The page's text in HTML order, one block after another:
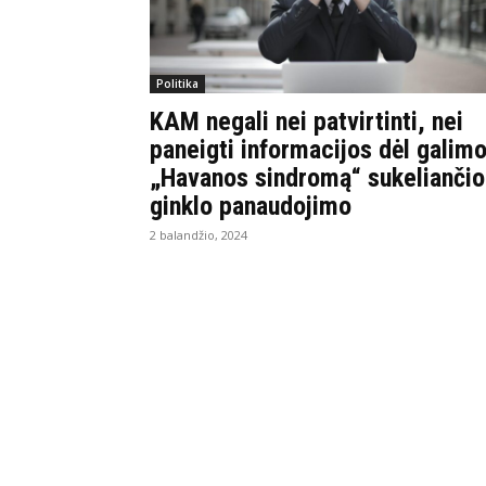
Politika
KAM negali nei patvirtinti, nei
paneigti informacijos dėl galimo
„Havanos sindromą“ sukeliančio
ginklo panaudojimo
2 balandžio, 2024